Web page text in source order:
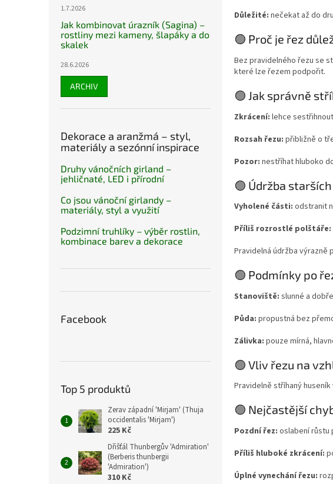
1.7.2026
Jak kombinovat úrazník (Sagina) –
rostliny mezi kameny, šlapáky a do
skalek
28.6.2026
ARCHIV
Dekorace a aranžmá – styl,
materiály a sezónní inspirace
Druhy vánočních girland –
jehličnaté, LED i přírodní
Co jsou vánoční girlandy –
materiály, styl a využití
Podzimní truhlíky – výběr rostlin,
kombinace barev a dekorace
Facebook
Top 5 produktů
Zerav západní 'Mirjam' (Thuja
occidentalis 'Mirjam')
225 Kč
Dřišťál Thunbergův 'Admiration'
(Berberis thunbergii
'Admiration')
310 Kč
Důležité: nečekat až do
🟢 Proč je řez
Bez pravidelného řezu se
které lze řezem podpořit.
🟢 Jak správně
Zkrácení: lehce
Rozsah řezu: přibližně o
Pozor: nestříhat hluboko
🟢 Údržba
Vyholené části: odstranit
Příliš rozrostlé polštáře:
Pravidelná údržba výrazně
🟢 Podmínky po
Stanoviště: slunné a
Půda: propustná bez
Zálivka: pouze mírná,
🟢 Vliv řezu na
Pravidelně stříhaný
🟢 Nejčastější
Pozdní řez: oslabení růstu
Příliš hluboké zkrácení:
Úplné vynechání řezu: